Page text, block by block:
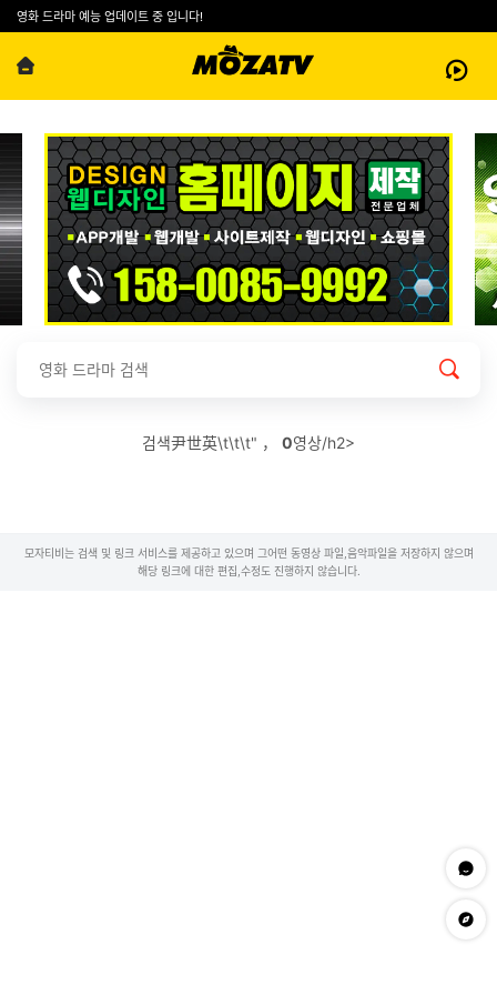
영화 드라마 예능 업데이트 중 입니다!
검색尹世英\t\t\t" ， 0영상/h2>
모자티비는 검색 및 링크 서비스를 제공하고 있으며 그어떤 동영상 파일,음악파일을 저장하지 않으며
해당 링크에 대한 편집,수정도 진행하지 않습니다.
문의하
app